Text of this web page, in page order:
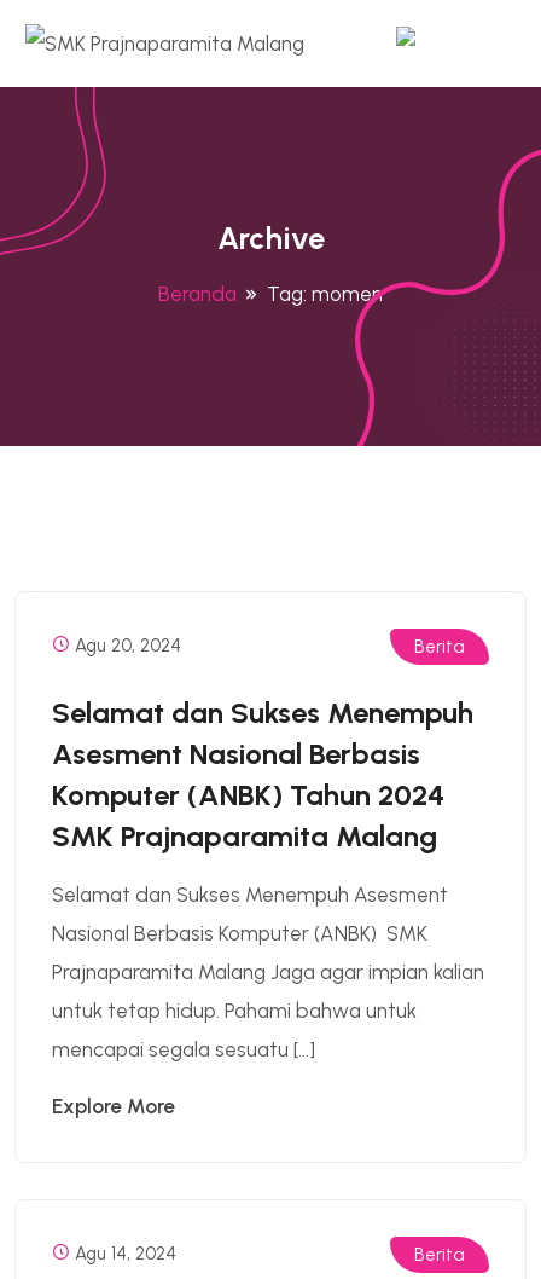
Archive
Beranda Tag: momen
Agu 20, 2024 Berita
Selamat dan Sukses Menempuh
Asesment Nasional Berbasis
Komputer (ANBK) Tahun 2024
SMK Prajnaparamita Malang
Selamat dan Sukses Menempuh Asesment
Nasional Berbasis Komputer (ANBK) SMK
Prajnaparamita Malang Jaga agar impian kalian
untuk tetap hidup. Pahami bahwa untuk
mencapai segala sesuatu […]
Explore More
Agu 14, 2024 Berita